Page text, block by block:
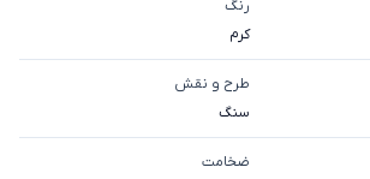
رنگ
کرم
طرح و نقش
سنگ
ضخامت